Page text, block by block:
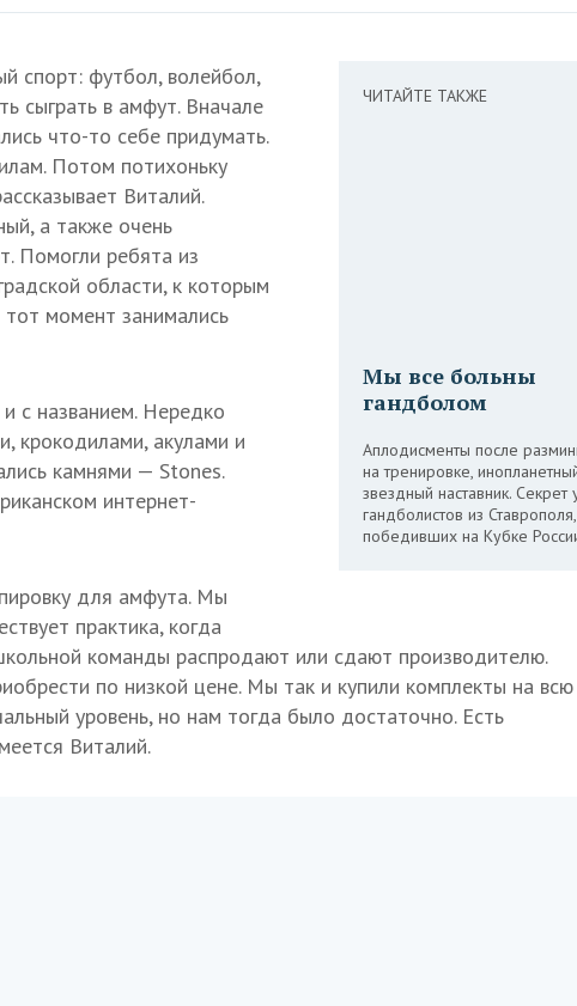
ЧИТАЙТЕ ТАКЖЕ
Мы все больны
гандболом
Аплодисменты после
на тренировке,
звездный наставник. Секрет
гандболистов из
победивших на Кубке
спорт: футбол, волейбол,
сыграть в амфут. Вначале
что-то себе придумать.
Потом потихоньку
Виталий.
а также очень
Помогли ребята из
области, к которым
момент занимались
с названием. Нередко
крокодилами, акулами и
камнями — Stones.
интернет-
для амфута. Мы
практика, когда
команды распродают или сдают производителю.
по низкой цене. Мы так и купили комплекты на всю
уровень, но нам тогда было достаточно. Есть
Виталий.